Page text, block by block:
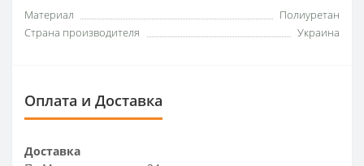
Материал
Полиуретан
Страна производителя
Украина
Оплата и Доставка
Доставка